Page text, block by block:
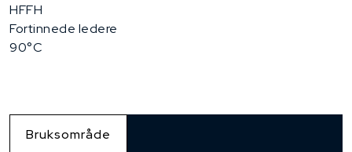
HFFH
Fortinnede ledere
90°C
Bruksområde